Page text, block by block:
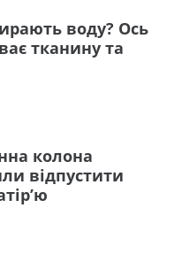
воду? Ось
тканину та
колона
відпустити